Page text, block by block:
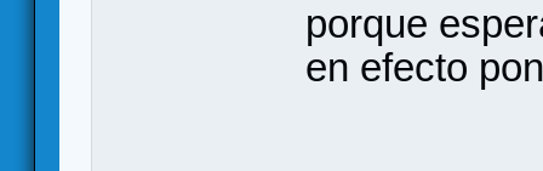
porque
en efecto